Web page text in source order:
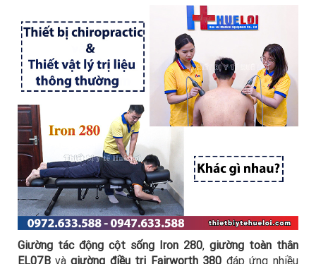
Giường tác động cột sống Iron 280, giường toàn thân
EL07B và giường điều trị Fairworth 380 đáp ứng nhiều